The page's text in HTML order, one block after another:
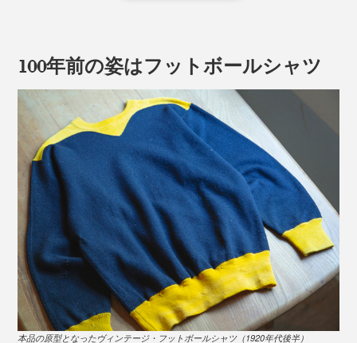
そもそも黒は、喪に服す色であったことから、当時のア
スレチックウエアとしてはほとんど存在していません。
（※スクールカラーが「黒」である、プリンストン大学のユニフォームなど
は実在）
100年前の姿はフットボールシャツ
本品の原型となったヴィンテージ・フットボールシャツ（1920年代後半）